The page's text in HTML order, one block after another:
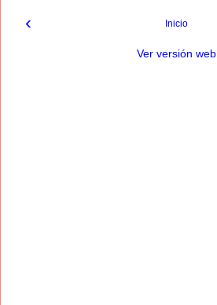
‹ Inicio
Ver versión web